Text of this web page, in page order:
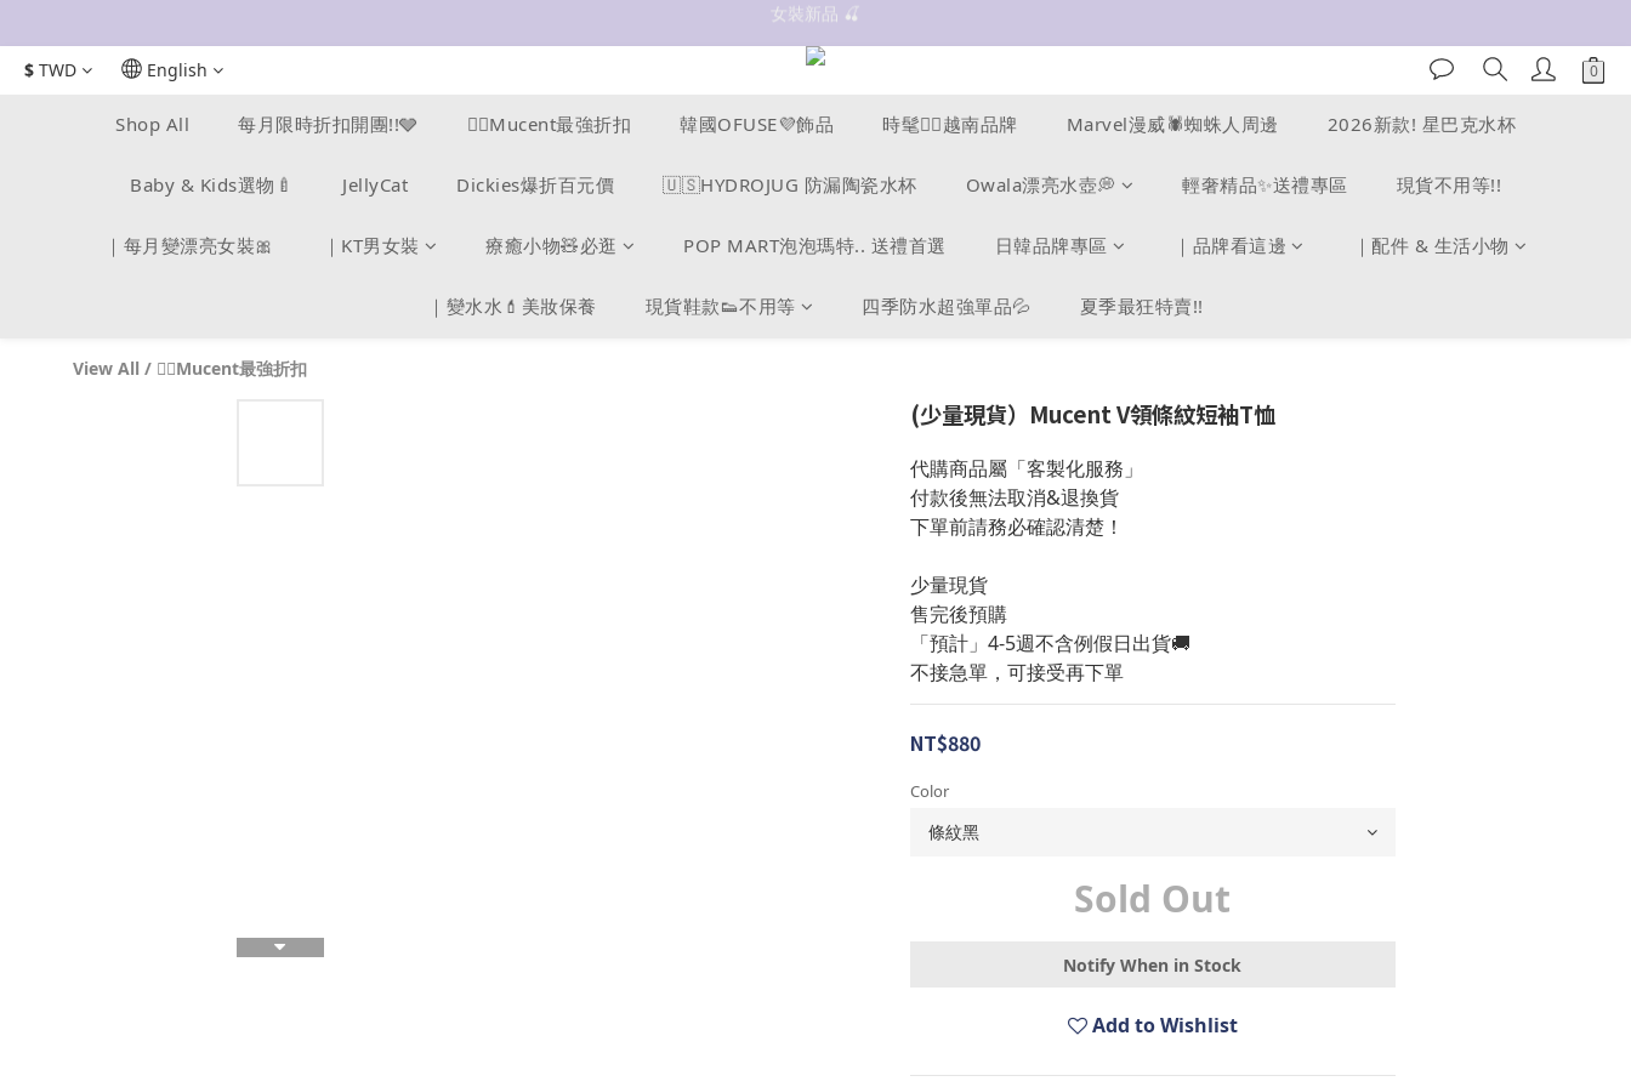
抗UV 50+防曬外套 $299🧊🧊
✨OWALA多款任選✨  點我看全部
$ TWD English
Shop All 每月限時折扣開團!!🩶 ❤️‍🔥Mucent最強折扣 韓國OFUSE💜飾品 時髦❤️‍🔥越南品牌 Marvel漫威🕷️蜘蛛人周邊 2026新款! 星巴克水杯
Baby & Kids選物🍼 JellyCat Dickies爆折百元價 🇺🇸HYDROJUG 防漏陶瓷水杯 Owala漂亮水壺💭 輕奢精品✨送禮專區 現貨不用等!!
｜每月變漂亮女裝🎀 ｜KT男女裝 療癒小物🧸必逛 POP MART泡泡瑪特.. 送禮首選 日韓品牌專區 ｜品牌看這邊 ｜配件 & 生活小物
｜變水水💄美妝保養 現貨鞋款👟不用等 四季防水超強單品💦 夏季最狂特賣!!
View All / ❤️‍🔥Mucent最強折扣
(少量現貨）Mucent V領條紋短袖T恤
代購商品屬「客製化服務」
付款後無法取消&退換貨
下單前請務必確認清楚！
少量現貨
售完後預購
「預計」4-5週不含例假日出貨🚚
不接急單，可接受再下單
NT$880
Color
Sold Out
Notify When in Stock
Add to Wishlist